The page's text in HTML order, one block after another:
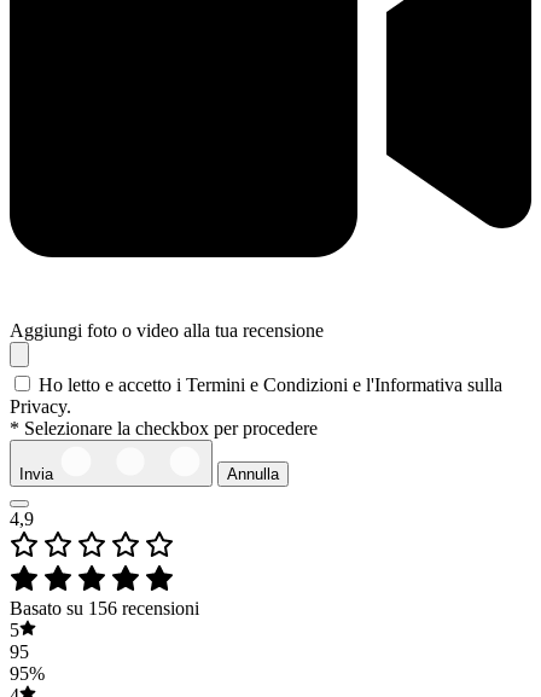
Aggiungi foto o video alla tua recensione
Ho letto e accetto i Termini e Condizioni e l'Informativa sulla
Privacy.
* Selezionare la checkbox per procedere
Invia Annulla
4,9
Basato su 156 recensioni
5
95
95%